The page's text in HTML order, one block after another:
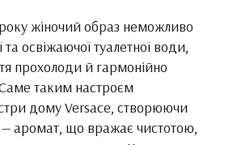
жіночий образ неможливо
та освіжаючої туалетної води,
прохолоди й гармонійно
таким настроєм
дому Versace, створюючи
— аромат, що вражає чистотою,